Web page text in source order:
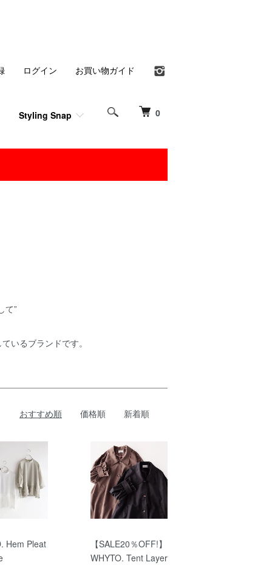
0
Styling Snap
ログイン お買い物ガイド
て”
いるブランドです。
おすすめ順 価格順 新着順
Hem Pleat
【SALE20％OFF!】
WHYTO. Tent Layer